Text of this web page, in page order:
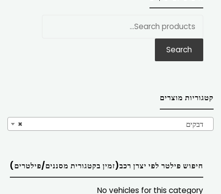
Search
קטגוריות מוצרים
× דבקים
חיפוש פילטר לפי יצרן רכב(זמין בקטגורית מסננים/פילטרים)
No vehicles for this category